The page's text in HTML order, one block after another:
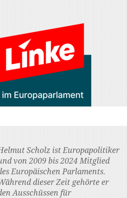
Scholz ist Europapolitiker
von 2009 bis 2024 Mitglied
Europäischen Parlaments.
dieser Zeit gehörte er
Ausschüssen für